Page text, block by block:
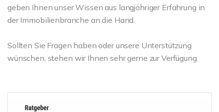
geben Ihnen unser Wissen aus langjähriger Erfahrung in
der Immobilienbranche an die Hand.
Sollten Sie Fragen haben oder unsere Unterstützung
wünschen, stehen wir Ihnen sehr gerne zur Verfügung.